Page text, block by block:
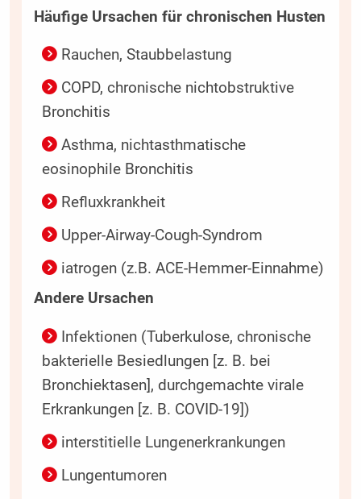
Häufige Ursachen für chronischen Husten
Rauchen, Staubbelastung
COPD, chronische nichtobstruktive
Bronchitis
Asthma, nichtasthmatische
eosinophile Bronchitis
Refluxkrankheit
Upper-Airway-Cough-Syndrom
iatrogen (z.B. ACE-Hemmer-Einnahme)
Andere Ursachen
Infektionen (Tuberkulose, chronische
bakterielle Besiedlungen [z. B. bei
Bronchiektasen], durchgemachte virale
Erkrankungen [z. B. COVID-19])
interstitielle Lungenerkrankungen
Lungentumoren